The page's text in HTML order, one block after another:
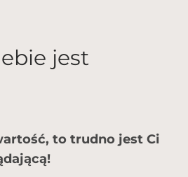
jest
to trudno jest Ci